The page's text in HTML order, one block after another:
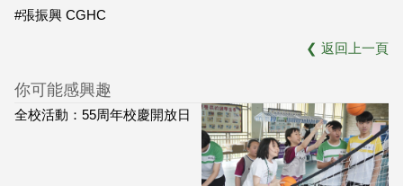
#張振興 CGHC
❮ 返回上一頁
你可能感興趣
全校活動：55周年校慶開放日